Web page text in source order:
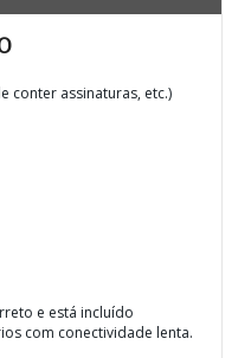
conter assinaturas, etc.)
e está incluído
com conectividade lenta.